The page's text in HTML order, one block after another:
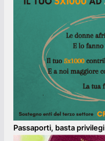
Passaporti, basta privilegi